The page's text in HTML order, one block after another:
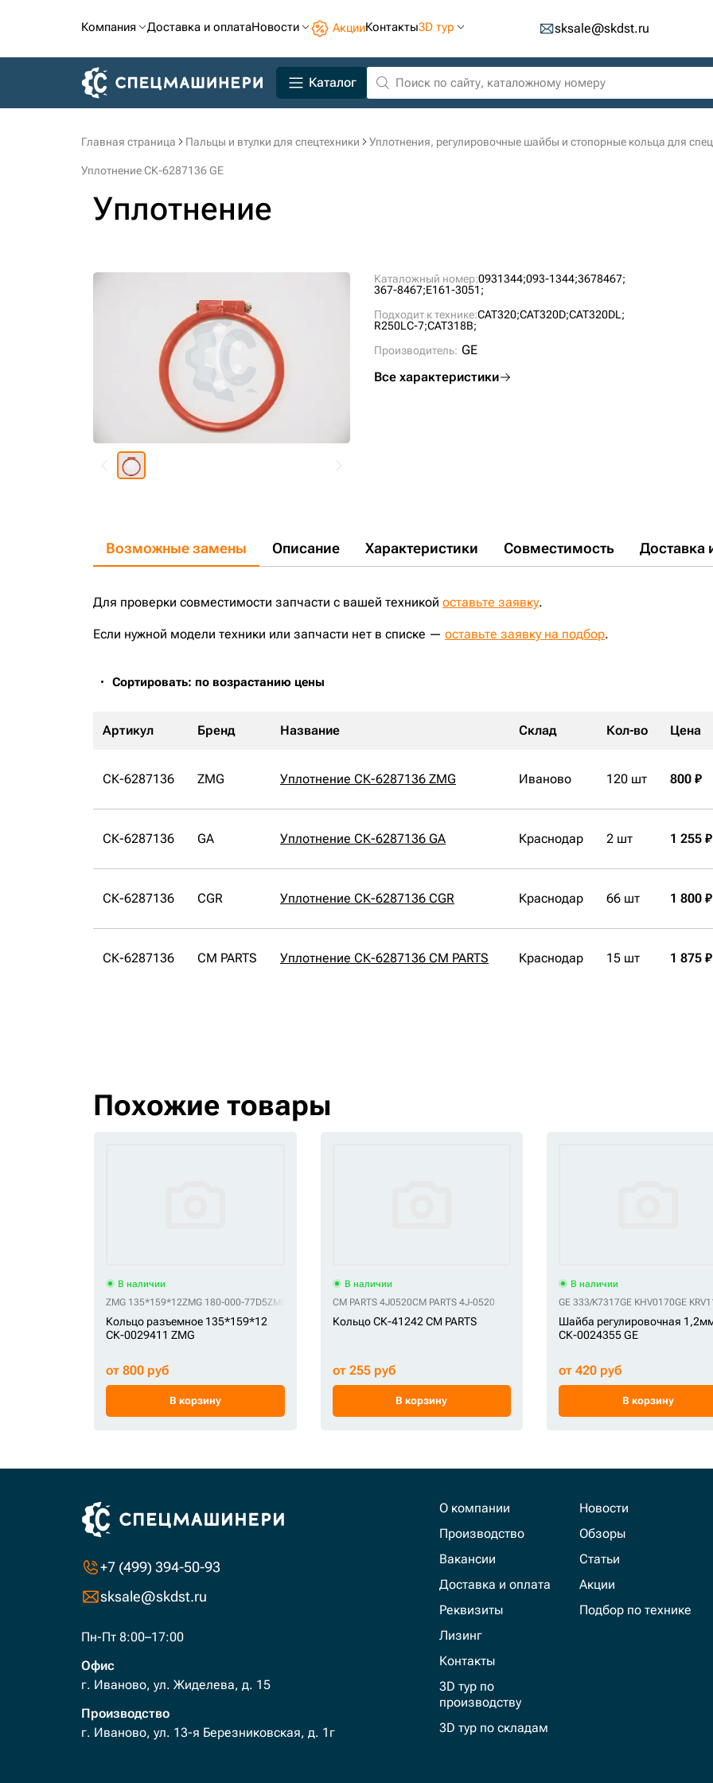
Компания Доставка и оплатаНовости АкцииКонтакты3D тур sksale@skdst.ru
Каталог
Главная страница Пальцы и втулки для спецтехники Уплотнения, регулировочные шайбы и стопорные кольца для
Уплотнение СК-6287136 GE
Уплотнение
Каталожный номер:0931344;093-1344;3678467;
367-8467;E161-3051;
Подходит к технике:CAT320;CAT320D;CAT320DL;
R250LC-7;CAT318B;
Производитель: GE
Все характеристики
Возможные замены Описание Характеристики Совместимость Доставка
Для проверки совместимости запчасти с вашей техникой оставьте заявку.
Если нужной модели техники или запчасти нет в списке — оставьте заявку на подбор.
Сортировать: по возрастанию цены
Артикул Бренд Название Склад Кол-во Цена
СК-6287136 ZMG Уплотнение СК-6287136 ZMG Иваново 120 шт 800 ₽
СК-6287136 GA Уплотнение СК-6287136 GA Краснодар 2 шт 1 255 ₽
СК-6287136 CGR Уплотнение СК-6287136 CGR Краснодар 66 шт 1 800 ₽
СК-6287136 CM PARTS Уплотнение СК-6287136 CM PARTS Краснодар 15 шт 1 875 ₽
Похожие товары
В наличии
ZMG 135*159*12ZMG 180-000-77D5ZMG 4089028 ZMG 61Q6-06510
Кольцо разъемное 135*159*12
СК-0029411 ZMG
от 800 руб
В корзину
В наличии
CM PARTS 4J0520CM PARTS 4J-0520
Кольцо СК-41242 CM PARTS
от 255 руб
В корзину
В наличии
GE 333/K7317GE KHV0170GE
Шайба регулировочная
СК-0024355 GE
от 420 руб
В корзину
+7 (499) 394-50-93
sksale@skdst.ru
Пн-Пт 8:00–17:00
Офис
г. Иваново, ул. Жиделева, д. 15
Производство
г. Иваново, ул. 13-я Березниковская, д. 1г
О компании
Производство
Вакансии
Доставка и оплата
Реквизиты
Лизинг
Контакты
3D тур по
производству
3D тур по складам
Новости
Обзоры
Статьи
Акции
Подбор по технике